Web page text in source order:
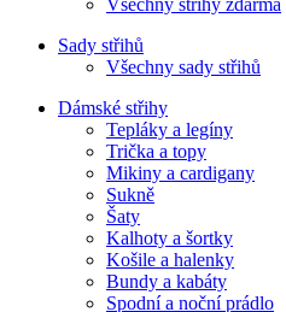
Všechny střihy zdarma
Sady střihů
Všechny sady střihů
Dámské střihy
Tepláky a legíny
Trička a topy
Mikiny a cardigany
Sukně
Šaty
Kalhoty a šortky
Košile a halenky
Bundy a kabáty
Spodní a noční prádlo